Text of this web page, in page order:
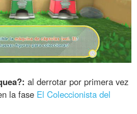
al derrotar por primera vez
la fase El Coleccionista del